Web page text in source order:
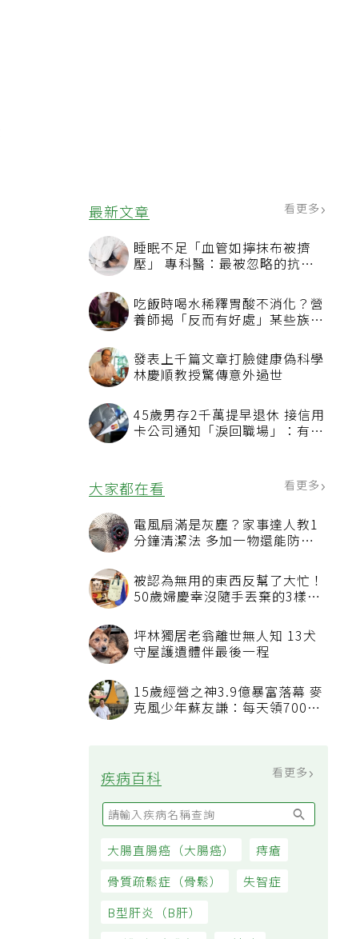
最新文章 看更多
睡眠不足「血管如擰抹布被擠
壓」 專科醫：最被忽略的抗老
吃飯時喝水稀釋胃酸不消化？營
養師揭「反而有好處」某些族群
發表上千篇文章打臉健康偽科學
林慶順教授驚傳意外過世
45歲男存2千萬提早退休 接信用
卡公司通知「淚回職場」：有錢
大家都在看
電風扇滿是灰塵？家事達人教1
被認為無用的東西反幫了大忙！
50歲婦慶幸沒隨手丟棄的3樣物
品
坪林獨居老翁離世無人知 13犬
15歲經營之神3.9億暴富落幕 麥
疾病百科